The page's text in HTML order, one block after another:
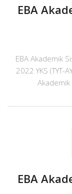
EBA
EBA Akademik
2022 YKS (TYT-
Akademik
EBA